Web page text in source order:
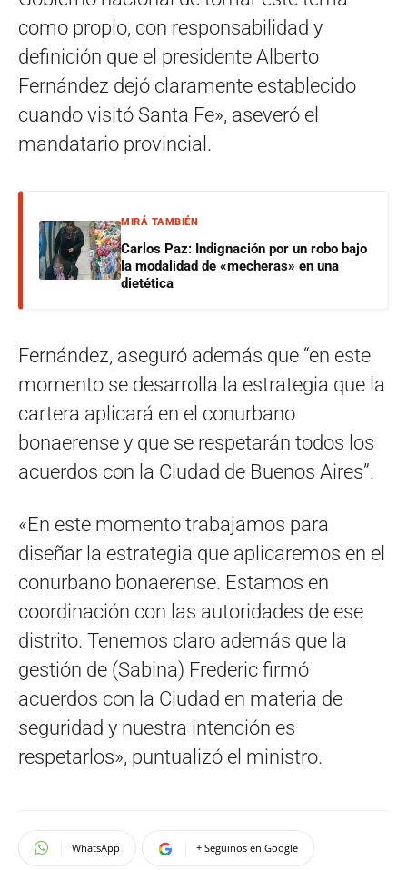
como propio, con responsabilidad y
definición que el presidente Alberto
Fernández dejó claramente establecido
cuando visitó Santa Fe», aseveró el
mandatario provincial.
MIRÁ TAMBIÉN
Carlos Paz: Indignación por un robo bajo
la modalidad de «mecheras» en una
dietética
Fernández, aseguró además que “en este
momento se desarrolla la estrategia que la
cartera aplicará en el conurbano
bonaerense y que se respetarán todos los
acuerdos con la Ciudad de Buenos Aires”.
«En este momento trabajamos para
diseñar la estrategia que aplicaremos en el
conurbano bonaerense. Estamos en
coordinación con las autoridades de ese
distrito. Tenemos claro además que la
gestión de (Sabina) Frederic firmó
acuerdos con la Ciudad en materia de
seguridad y nuestra intención es
respetarlos», puntualizó el ministro.
WhatsApp + Seguinos en Google